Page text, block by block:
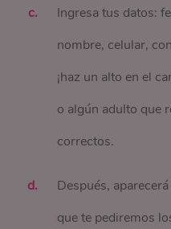
Ingresa tus datos:
nombre, celular,
¡haz un alto en el
o algún adulto que
correctos.
Después,
que te pediremos